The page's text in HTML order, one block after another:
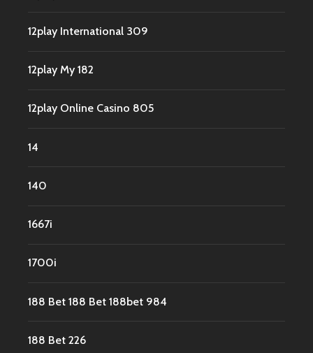
12play International 309
12play My 182
12play Online Casino 805
14
140
1667i
1700i
188 Bet 188 Bet 188bet 984
188 Bet 226